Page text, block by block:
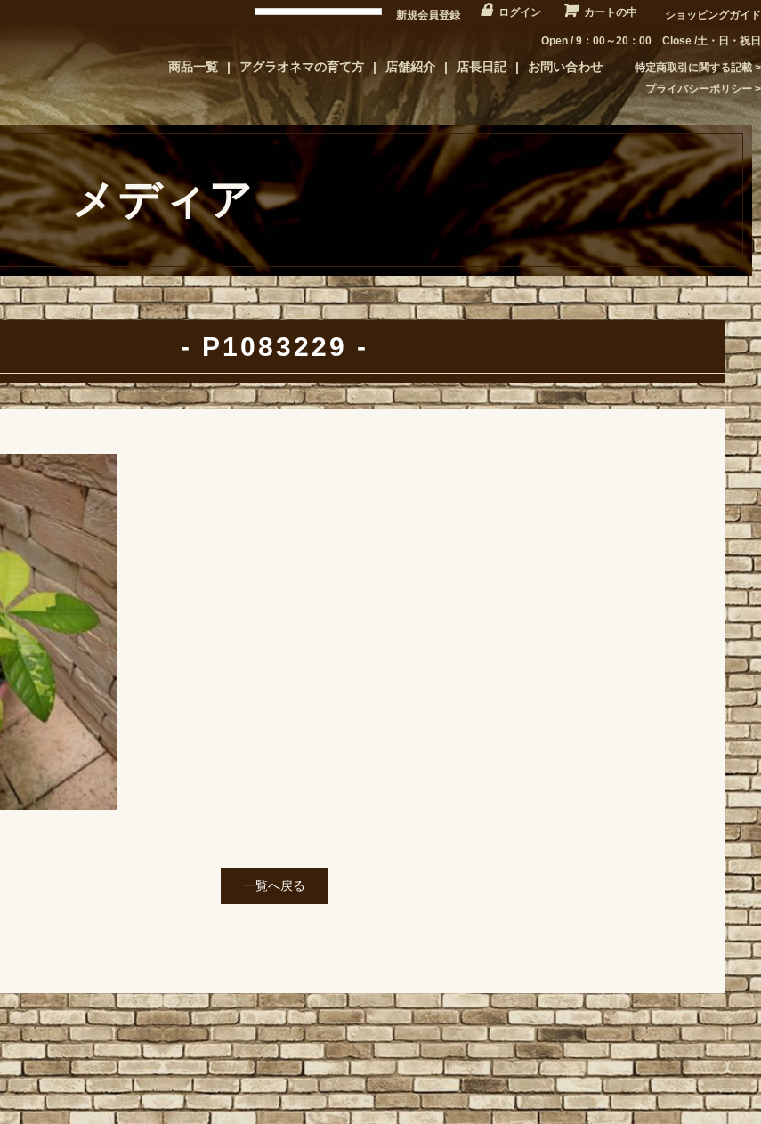
新規会員登録 ログイン カートの中 ショッピングガイド
Open / 9：00～20：00 Close /土・日・祝日
商品一覧 アグラオネマの育て方 店舗紹介 店長日記 お問い合わせ
特定商取引に関する記載
プライバシーポリシー
メディア
P1083229
一覧へ戻る